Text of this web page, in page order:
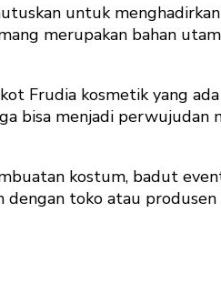
untuk
merupakan bahan
Frudia kosmetik yang
bisa menjadi perwujudan
kostum, badut
toko atau